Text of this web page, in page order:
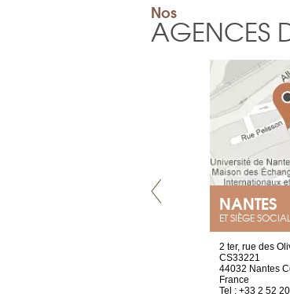
Nos
AGENCES
NANTES
ET SIÈGE
2 ter, rue des
CS33221
44032 Nantes
France
Tel : +33 2 52